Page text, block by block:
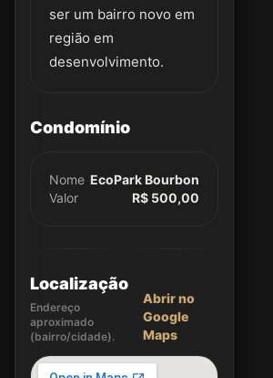
ser um bairro novo em
região em
desenvolvimento.
Condomínio
Nome EcoPark Bourbon
Valor
R$ 500,00
Localização
Endereço
aproximado
(bairro/cidade).
Abrir no
Google
Maps